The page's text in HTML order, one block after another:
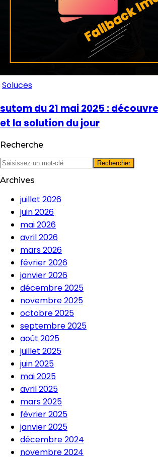
Soluces
sutom du 21 mai 2025 :
et la solution du jour
Recherche
Archives
juillet 2026
juin 2026
mai 2026
avril 2026
mars 2026
février 2026
janvier 2026
décembre 2025
novembre 2025
octobre 2025
septembre 2025
août 2025
juillet 2025
juin 2025
mai 2025
avril 2025
mars 2025
février 2025
janvier 2025
décembre 2024
novembre 2024